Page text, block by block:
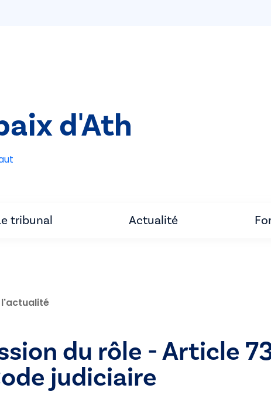
d'Ath
tribunal Actualité
l'actualité
du rôle - Article
judiciaire